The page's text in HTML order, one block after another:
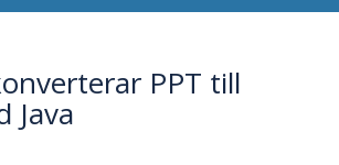
PPT till
Java